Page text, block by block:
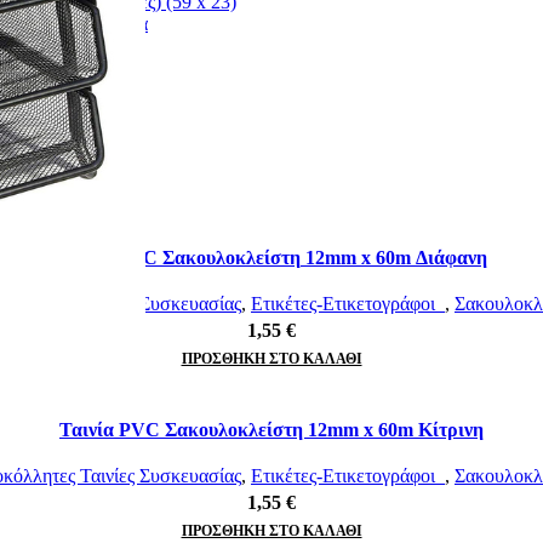
με στοιχεία
Ταινία PVC Σακουλοκλείστη 12mm x 60m Διάφανη
Ταινίες Συσκευασίας, Ετικέτες-Ετικετογράφοι ,
1,55 €
ΠΡΟΣΘΉΚΗ ΣΤΟ ΚΑΛΆΘΙ
Ταινία PVC Σακουλοκλείστη 12mm x 60m Κίτρινη
Ταινίες Συσκευασίας, Ετικέτες-Ετικετογράφοι ,
1,55 €
ΠΡΟΣΘΉΚΗ ΣΤΟ ΚΑΛΆΘΙ